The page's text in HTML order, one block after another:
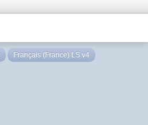
Français (France) LS v4